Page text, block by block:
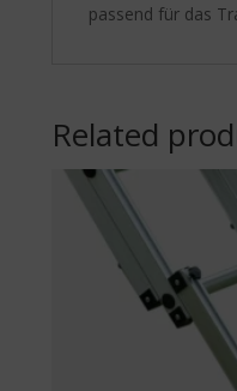
passend für das
Related